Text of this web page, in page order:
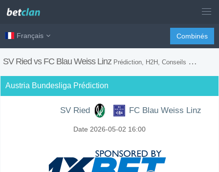
Français Combinés
SV Ried vs FC Blau Weiss Linz Prédiction, H2H, Conseils de Paris et Prévision du Match
Austria Bundesliga Prédiction
SV Ried FC Blau Weiss Linz
Date 2026-05-02 16:00